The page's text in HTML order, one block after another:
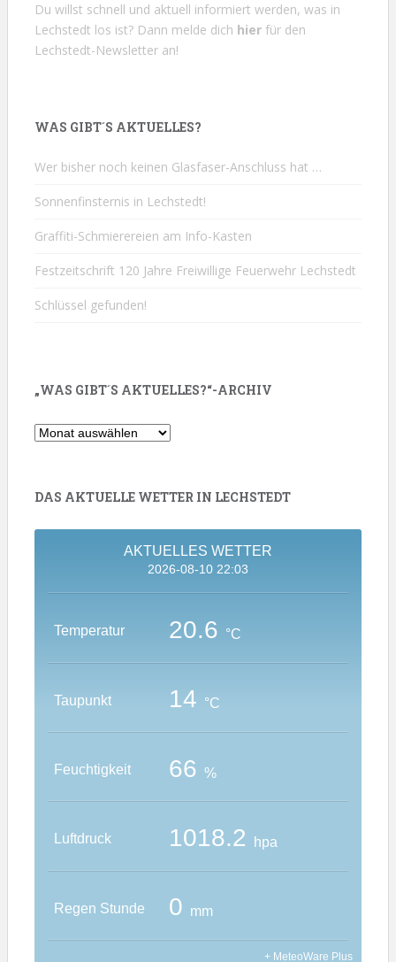
Du willst schnell und aktuell informiert werden, was in
Lechstedt los ist? Dann melde dich hier für den
Lechstedt-Newsletter an!
WAS GIBT´S AKTUELLES?
Wer bisher noch keinen Glasfaser-Anschluss hat …
Sonnenfinsternis in Lechstedt!
Graffiti-Schmierereien am Info-Kasten
Festzeitschrift 120 Jahre Freiwillige Feuerwehr Lechstedt
Schlüssel gefunden!
„WAS GIBT´S AKTUELLES?“-ARCHIV
„Was
Aktuelles?“-
DAS AKTUELLE WETTER IN LECHSTEDT